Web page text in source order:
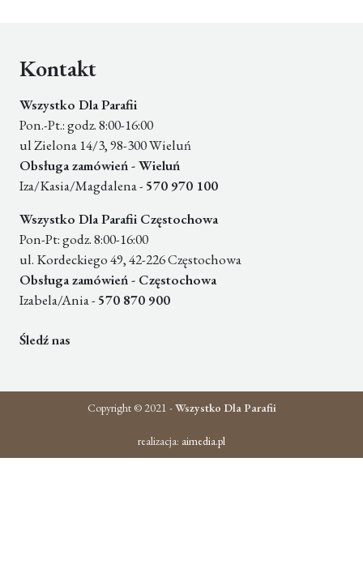
Kontakt
Wszystko Dla Parafii
Pon.-Pt.: godz. 8:00-16:00
ul Zielona 14/3, 98-300 Wieluń
Obsługa zamówień - Wieluń
Iza/Kasia/Magdalena - 570 970 100
Wszystko Dla Parafii Częstochowa
Pon-Pt: godz. 8:00-16:00
ul. Kordeckiego 49, 42-226 Częstochowa
Obsługa zamówień - Częstochowa
Izabela/Ania - 570 870 900
Śledź nas
Copyright © 2021 -Wszystko Dla Parafii
realizacja: aimedia.pl